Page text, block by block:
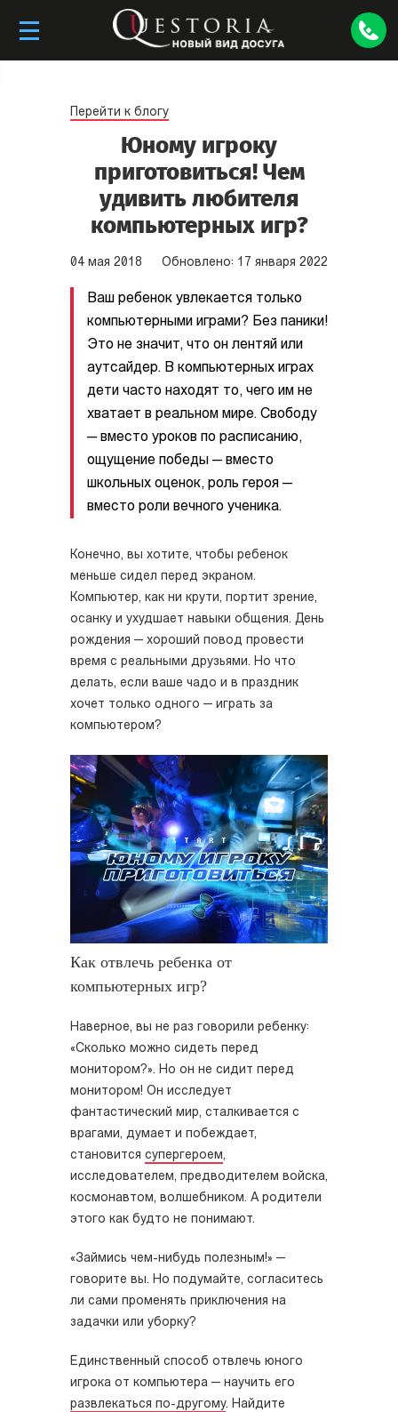
Перейти к блогу
Юному игроку
приготовиться! Чем
удивить любителя
компьютерных игр?
04 мая 2018 Обновлено: 17 января 2022
Ваш ребенок увлекается только
компьютерными играми? Без паники!
Это не значит, что он лентяй или
аутсайдер. В компьютерных играх
дети часто находят то, чего им не
хватает в реальном мире. Свободу
— вместо уроков по расписанию,
ощущение победы — вместо
школьных оценок, роль героя —
вместо роли вечного ученика.
Конечно, вы хотите, чтобы ребенок
меньше сидел перед экраном.
Компьютер, как ни крути, портит зрение,
осанку и ухудшает навыки общения. День
рождения — хороший повод провести
время с реальными друзьями. Но что
делать, если ваше чадо и в праздник
хочет только одного — играть за
компьютером?
Как отвлечь ребенка от
компьютерных игр?
Наверное, вы не раз говорили ребенку:
«Сколько можно сидеть перед
монитором?». Но он не сидит перед
монитором! Он исследует
фантастический мир, сталкивается с
врагами, думает и побеждает,
становится супергероем,
исследователем, предводителем войска,
космонавтом, волшебником. А родители
этого как будто не понимают.
«Займись чем-нибудь полезным!» —
говорите вы. Но подумайте, согласитесь
ли сами променять приключения на
задачки или уборку?
Единственный способ отвлечь юного
игрока от компьютера — научить его
развлекаться по-другому. Найдите